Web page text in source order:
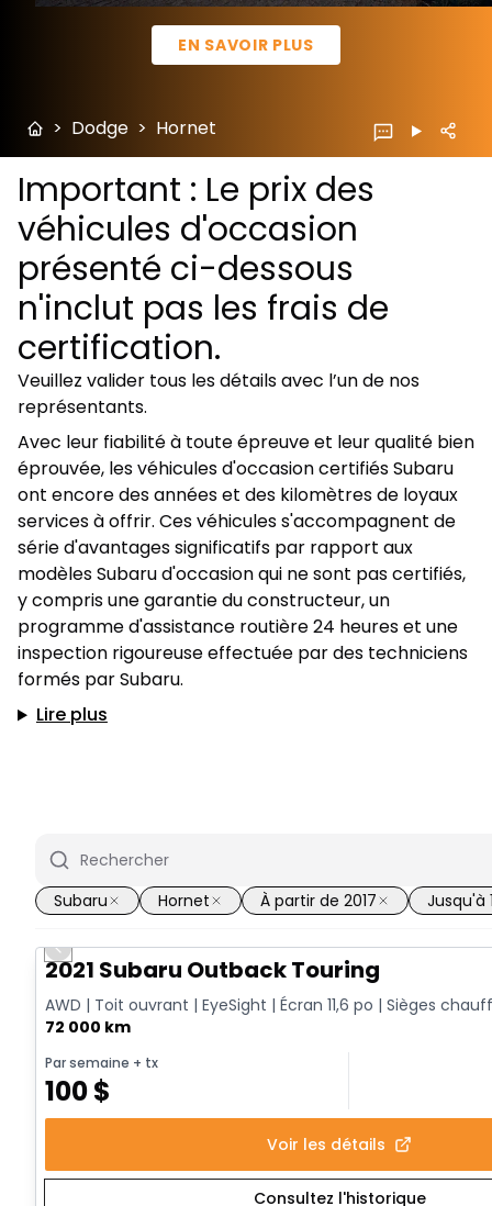
EN SAVOIR PLUS
> Dodge > Hornet
Important : Le prix des
véhicules d'occasion
présenté ci-dessous
n'inclut pas les frais de
certification.
Veuillez valider tous les détails avec l’un de nos
représentants.
Avec leur fiabilité à toute épreuve et leur qualité bien
éprouvée, les véhicules d'occasion certifiés Subaru
ont encore des années et des kilomètres de loyaux
services à offrir. Ces véhicules s'accompagnent de
série d'avantages significatifs par rapport aux
modèles Subaru d'occasion qui ne sont pas certifiés,
y compris une garantie du constructeur, un
programme d'assistance routière 24 heures et une
inspection rigoureuse effectuée par des techniciens
formés par Subaru.
Lire plus
Subaru Hornet À partir de 2017 Jusqu'à
Previous slide
2021 Subaru Outback Touring
AWD | Toit ouvrant | EyeSight | Écran 11,6 po | Sièges
72 000 km
Par semaine + tx
100$
Voir les détails
Consultez l'historique